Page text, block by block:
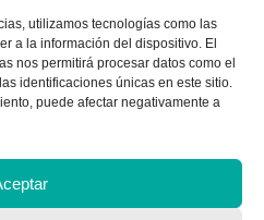
utilizamos tecnologías como las
a la información del dispositivo. El
nos permitirá procesar datos como el
identificaciones únicas en este sitio.
puede afectar negativamente a